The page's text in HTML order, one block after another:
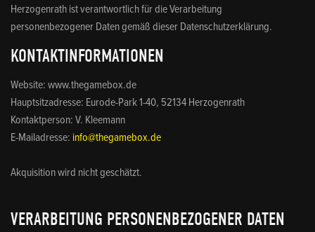
Herzogenrath ist verantwortlich für die Verarbeitung
personenbezogener Daten gemäß dieser Datenschutzerklärung.
KONTAKTINFORMATIONEN
Website: www.thegamebox.de
Hauptsitzadresse: Eurode-Park 1-40, 52134 Herzogenrath
Kontaktperson: V. Kleemann
E-Mailadresse: info@thegamebox.de
Akquisition wird nicht geschätzt.
VERARBEITUNG PERSONENBEZOGENER DATEN